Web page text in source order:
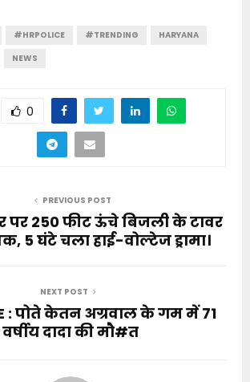
#HRPOLICE #TRENDING
HARYANA
NEWS
0
PREVIOUS POST
पर 250 फीट ऊंचे बिजली के टावर
5 घंटे चला हाई-वोल्टेज ड्रामा।
NEXT POST
: पोते केतन अग्रवाल के गम में 71
वर्षीय दादा की मौ#त